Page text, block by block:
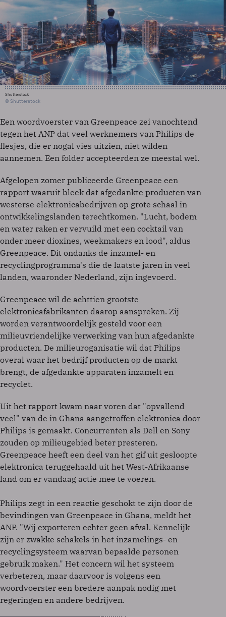
Shutterstock
© Shutterstock
Een woordvoerster van Greenpeace zei vanochtend
tegen het ANP dat veel werknemers van Philips de
flesjes, die er nogal vies uitzien, niet wilden
aannemen. Een folder accepteerden ze meestal wel.
Afgelopen zomer publiceerde Greenpeace een
rapport waaruit bleek dat afgedankte producten van
westerse elektronicabedrijven op grote schaal in
ontwikkelingslanden terechtkomen. "Lucht, bodem
en water raken er vervuild met een cocktail van
onder meer dioxines, weekmakers en lood", aldus
Greenpeace. Dit ondanks de inzamel- en
recyclingprogramma's die de laatste jaren in veel
landen, waaronder Nederland, zijn ingevoerd.
Greenpeace wil de achttien grootste
elektronicafabrikanten daarop aanspreken. Zij
worden verantwoordelijk gesteld voor een
milieuvriendelijke verwerking van hun afgedankte
producten. De milieuroganisatie wil dat Philips
overal waar het bedrijf producten op de markt
brengt, de afgedankte apparaten inzamelt en
recyclet.
Uit het rapport kwam naar voren dat "opvallend
veel" van de in Ghana aangetroffen elektronica door
Philips is gemaakt. Concurrenten als Dell en Sony
zouden op milieugebied beter presteren.
Greenpeace heeft een deel van het gif uit gesloopte
elektronica teruggehaald uit het West-Afrikaanse
land om er vandaag actie mee te voeren.
Philips zegt in een reactie geschokt te zijn door de
bevindingen van Greenpeace in Ghana, meldt het
ANP. "Wij exporteren echter geen afval. Kennelijk
zijn er zwakke schakels in het inzamelings- en
recyclingsysteem waarvan bepaalde personen
gebruik maken." Het concern wil het systeem
verbeteren, maar daarvoor is volgens een
woordvoerster een bredere aanpak nodig met
regeringen en andere bedrijven.